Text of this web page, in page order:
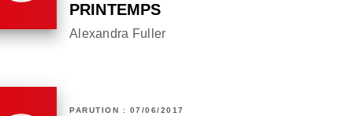
PRINTEMPS
Alexandra Fuller
PARUTION : 07/06/2017